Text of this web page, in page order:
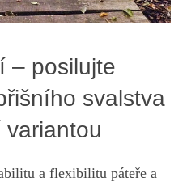
– posilujte
⁣svalstva
a flexibilitu⁣ páteře⁤ a